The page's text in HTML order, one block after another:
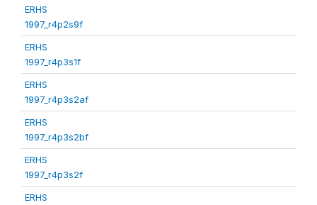
ERHS
1997_r4p2s9f
ERHS
1997_r4p3s1f
ERHS
1997_r4p3s2af
ERHS
1997_r4p3s2bf
ERHS
1997_r4p3s2f
ERHS